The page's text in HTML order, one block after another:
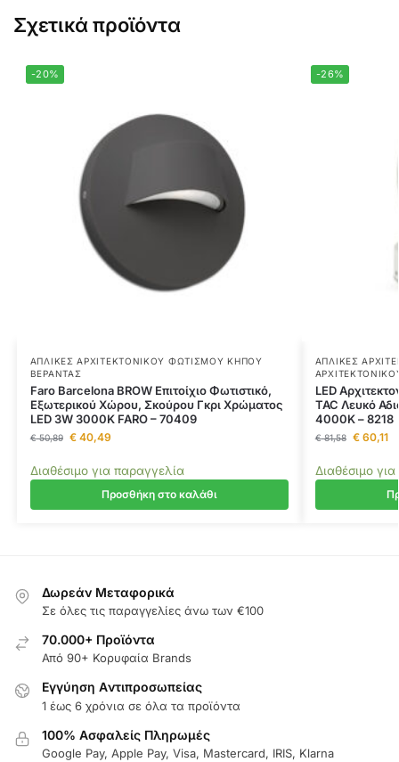
Σχετικά προϊόντα
-20%
ΑΠΛΊΚΕΣ ΑΡΧΙΤΕΚΤΟΝΙΚΟΎ ΦΩΤΙΣΜΟΎ ΚΉΠΟΥ
ΒΕΡΆΝΤΑΣ
Faro Barcelona BROW Επιτοίχιο Φωτιστικό,
Εξωτερικού Χώρου, Σκούρου Γκρι Χρώματος
LED 3W 3000K FARO – 70409
€50,89 €40,49
Διαθέσιμο για παραγγελία
Προσθήκη στο καλάθι
-26%
ΑΠΛΊΚΕΣ
LED
TAC Λευκό
4000Κ – 8218
€81,58 €60,11
Διαθέσιμο
Δωρεάν Μεταφορικά
Σε όλες τις παραγγελίες άνω των €100
70.000+ Προϊόντα
Από 90+ Κορυφαία Brands
Εγγύηση Aντιπροσωπείας
1 έως 6 χρόνια σε όλα τα προϊόντα
100% Ασφαλείς Πληρωμές
Google Pay, Apple Pay, Visa, Mastercard, IRIS, Klarna